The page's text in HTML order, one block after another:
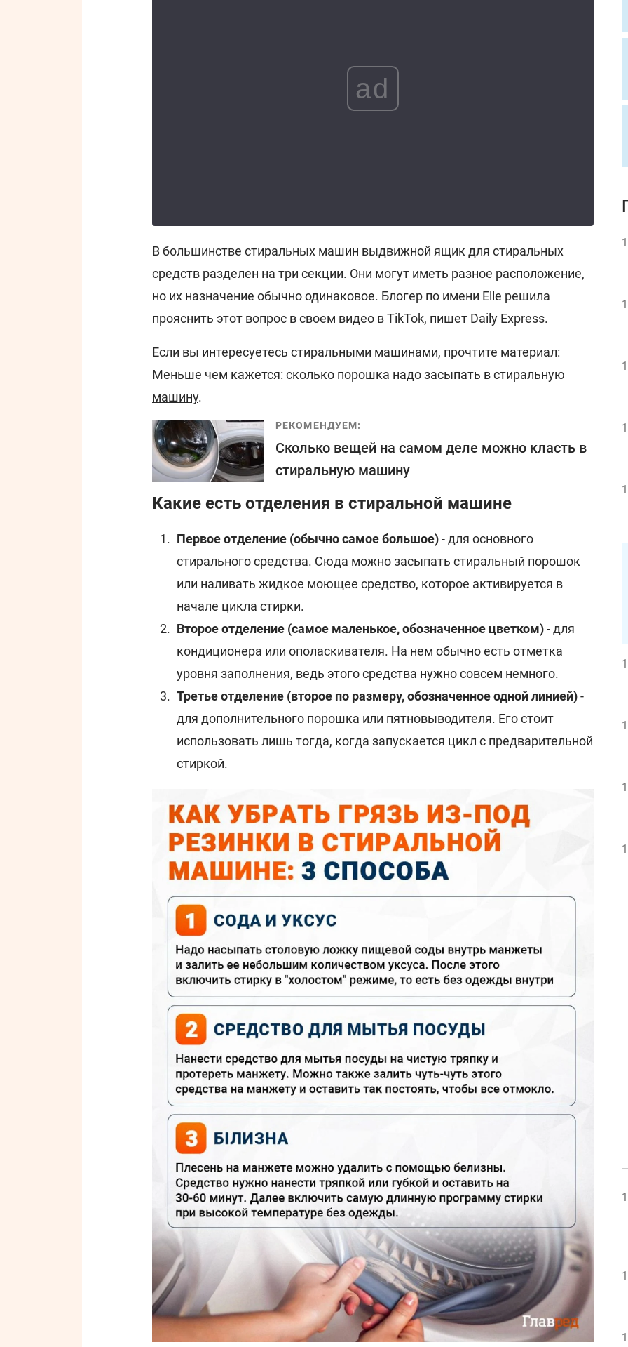
ad
В большинстве стиральных машин выдвижной ящик для стиральных
средств разделен на три секции. Они могут иметь разное расположение,
но их назначение обычно одинаковое. Блогер по имени Elle решила
прояснить этот вопрос в своем видео в TikTok, пишет Daily Express.
Если вы интересуетесь стиральными машинами, прочтите материал:
Меньше чем кажется: сколько порошка надо засыпать в стиральную
машину.
РЕКОМЕНДУЕМ:
Сколько вещей на самом деле можно класть в
стиральную машину
Какие есть отделения в стиральной машине
Первое отделение (обычно самое большое)- для основного
стирального средства. Сюда можно засыпать стиральный порошок
или наливать жидкое моющее средство, которое активируется в
начале цикла стирки.
Второе отделение (самое маленькое, обозначенное цветком)- для
кондиционера или ополаскивателя. На нем обычно есть отметка
уровня заполнения, ведь этого средства нужно совсем немного.
Третье отделение (второе по размеру, обозначенное одной линией)-
для дополнительного порошка или пятновыводителя. Его стоит
использовать лишь тогда, когда запускается цикл с предварительной
стиркой.